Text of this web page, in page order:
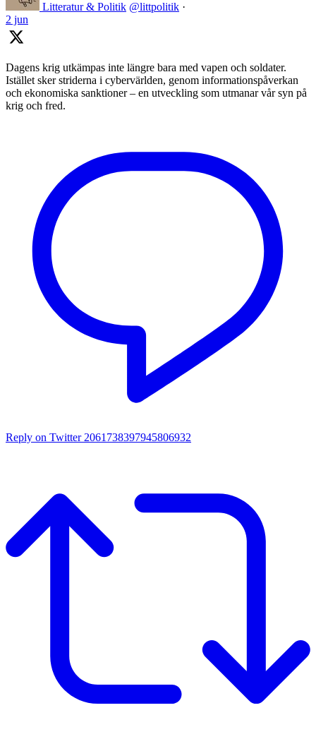
Litteratur & Politik @littpolitik ·
2 jun
Dagens krig utkämpas inte längre bara med vapen och soldater.
Istället sker striderna i cybervärlden, genom informationspåverkan
och ekonomiska sanktioner – en utveckling som utmanar vår syn på
krig och fred.
Reply on Twitter 2061738397945806932